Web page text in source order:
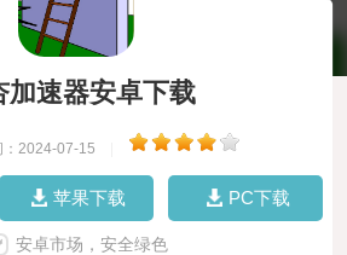
加速器安卓下载
：2024-07-15
苹果下载 PC下载
安卓市场，安全绿色